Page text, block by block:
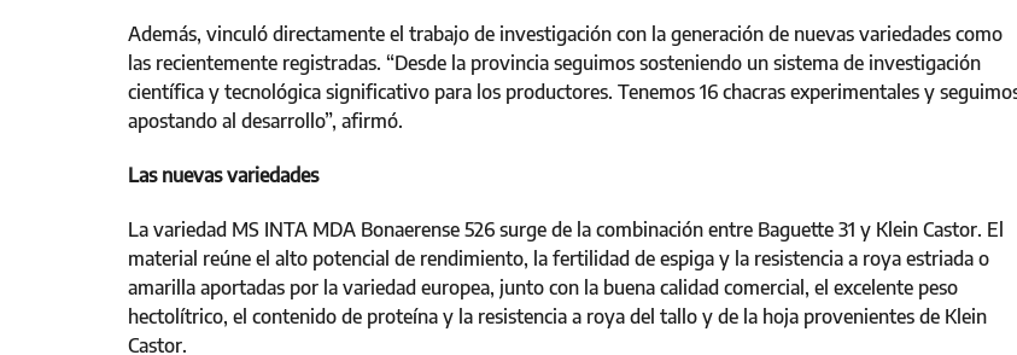
Además, vinculó directamente el trabajo de investigación con la generación de nuevas variedades como
las recientemente registradas. “Desde la provincia seguimos sosteniendo un sistema de investigación
científica y tecnológica significativo para los productores. Tenemos 16 chacras experimentales y
apostando al desarrollo”, afirmó.
Las nuevas variedades
La variedad MS INTA MDA Bonaerense 526 surge de la combinación entre Baguette 31 y Klein Castor. El
material reúne el alto potencial de rendimiento, la fertilidad de espiga y la resistencia a roya estriada o
amarilla aportadas por la variedad europea, junto con la buena calidad comercial, el excelente peso
hectolítrico, el contenido de proteína y la resistencia a roya del tallo y de la hoja provenientes de Klein
Castor.